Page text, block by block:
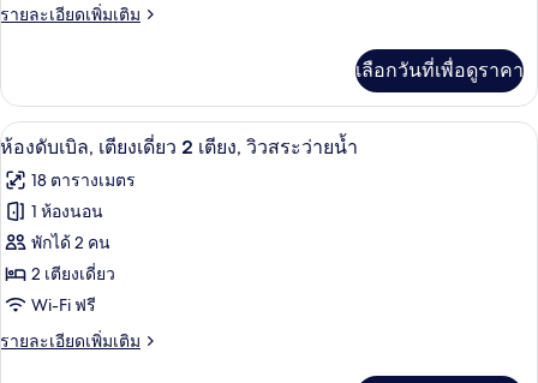
(2
1
child/niño)
รายละเอียดเพิ่มเติม
ราย
เกี่ยว
กับ
ห้อง
(2
Adults
child/niño)
เลือกวันที่เพื่อดูราคา
เปิด
ภาพถ่าย
ทั้งหมด
ของ
ห้อง
ดับเบิล,
เตียง
โต๊ะทำงาน, ผ้าม่านกันแสง, ห้องเก็บเสี
5
ห้องดับเบิล, เตียงเดี่ยว 2 เตียง, วิวสระว่ายน้ำ
18 ตารางเมตร
1 ห้องนอน
พักได้ 2 คน
2 เตียงเดี่ยว
Wi-Fi ฟรี
รายละเอียดเพิ่มเติม
ราย